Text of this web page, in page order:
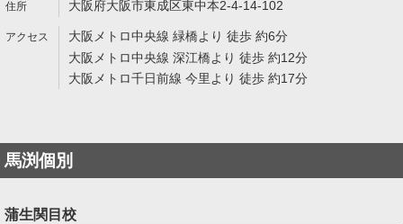
大阪府大阪市東成区東中本2-4-14-102
大阪メトロ中央線 緑橋より 徒歩 約6分
大阪メトロ中央線 深江橋より 徒歩 約12分
大阪メトロ千日前線 今里より 徒歩 約17分
馬渕個別
蒲生関目校